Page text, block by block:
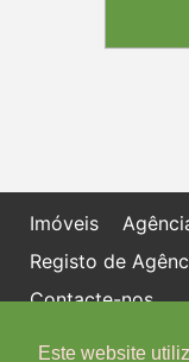
Este website
Imóveis
Registo de
Contacte-nos
Política de proteção